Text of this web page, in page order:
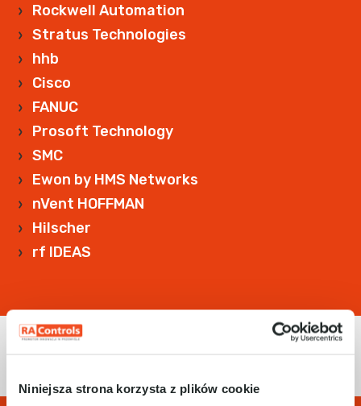
Niniejsza strona korzysta z plików cookie
Rockwell Automation
Stratus Technologies
hhb
Cisco
FANUC
Prosoft Technology
SMC
Ewon by HMS Networks
nVent HOFFMAN
Hilscher
rf IDEAS